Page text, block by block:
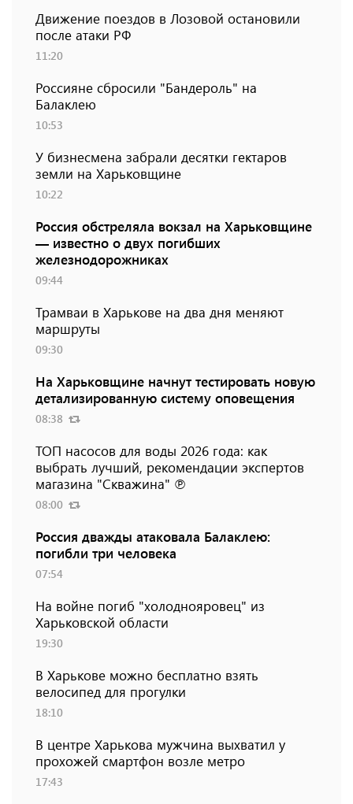
Движение поездов в Лозовой остановили
после атаки РФ
11:20
Россияне сбросили "Бандероль" на
Балаклею
10:53
У бизнесмена забрали десятки гектаров
земли на Харьковщине
10:22
Россия обстреляла вокзал на Харьковщине
— известно о двух погибших
железнодорожниках
09:44
Трамваи в Харькове на два дня меняют
маршруты
09:30
На Харьковщине начнут тестировать новую
детализированную систему оповещения
08:38
ТОП насосов для воды 2026 года: как
выбрать лучший, рекомендации экспертов
магазина "Скважина" ℗
08:00
Россия дважды атаковала Балаклею:
погибли три человека
07:54
На войне погиб "холоднояровец" из
Харьковской области
19:30
В Харькове можно бесплатно взять
велосипед для прогулки
18:10
В центре Харькова мужчина выхватил у
прохожей смартфон возле метро
17:43